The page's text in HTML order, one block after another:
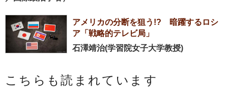
アメリカの分断を狙う!? 暗躍するロシ
ア「戦略的テレビ局」
石澤靖治(学習院女子大学教授)
こちらも読まれています